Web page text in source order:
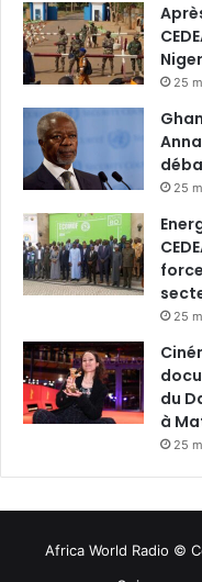
Niger
25
25
25
du
à
25
Africa World Radio ©